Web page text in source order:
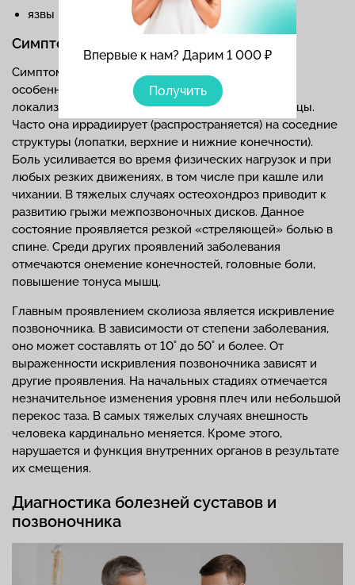
Впервые к нам? Дарим 1 000 ₽
Получить
язвы на коже и др.
Симптомы болезней позвоночника
Симптомы болезней позвоночника имеют свои
особенности. При остеохондрозе боль может
локализоваться в области шеи, груди или поясницы.
Часто она иррадиирует (распространяется) на соседние
структуры (лопатки, верхние и нижние конечности).
Боль усиливается во время физических нагрузок и при
любых резких движениях, в том числе при кашле или
чихании. В тяжелых случаях остеохондроз приводит к
развитию грыжи межпозвоночных дисков. Данное
состояние проявляется резкой «стреляющей» болью в
спине. Среди других проявлений заболевания
отмечаются онемение конечностей, головные боли,
повышение тонуса мышц.
Главным проявлением сколиоза является искривление
позвоночника. В зависимости от степени заболевания,
оно может составлять от 10˚ до 50˚ и более. От
выраженности искривления позвоночника зависят и
другие проявления. На начальных стадиях отмечается
незначительное изменения уровня плеч или небольшой
перекос таза. В самых тяжелых случаях внешность
человека кардинально меняется. Кроме этого,
нарушается и функция внутренних органов в результате
их смещения.
Диагностика болезней суставов и
позвоночника